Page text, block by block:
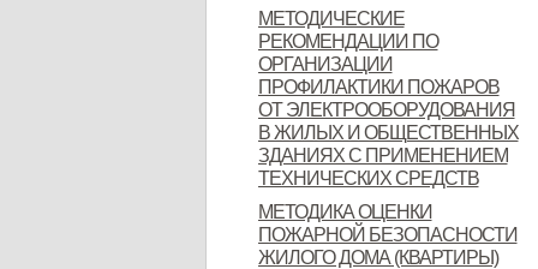
Контактные данные операторов
связи, осуществляющих
деятельность на территории
Орловской области
МЕТОДИЧЕСКИЕ
РЕКОМЕНДАЦИИ ПО
ОРГАНИЗАЦИИ
ПРОФИЛАКТИКИ ПОЖАРОВ
ОТ ЭЛЕКТРООБОРУДОВАНИЯ
В ЖИЛЫХ И ОБЩЕСТВЕННЫХ
ЗДАНИЯХ С ПРИМЕНЕНИЕМ
ТЕХНИЧЕСКИХ СРЕДСТВ
МЕТОДИКА ОЦЕНКИ
ПОЖАРНОЙ БЕЗОПАСНОСТИ
ЖИЛОГО ДОМА (КВАРТИРЫ)